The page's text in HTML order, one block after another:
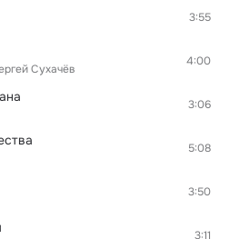
3:55
Сухачёв
4:00
3:06
5:08
3:50
3:11